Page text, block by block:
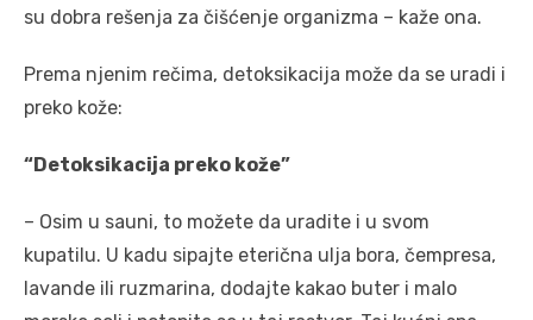
su dobra rešenja za čišćenje organizma – kaže ona.
Prema njenim rečima, detoksikacija može da se uradi i
preko kože:
“Detoksikacija preko kože”
– Osim u sauni, to možete da uradite i u svom
kupatilu. U kadu sipajte eterična ulja bora, čempresa,
lavande ili ruzmarina, dodajte kakao buter i malo